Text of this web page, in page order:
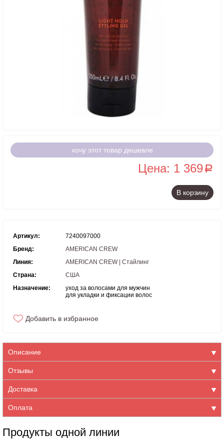
хочу этот товар дешевле
Цена: 1 369a
В корзину
Артикул:
7240097000
Бренд:
AMERICAN CREW
Линия:
AMERICAN CREW | Стайлинг
Страна:
США
Назначение:
уход за волосами для мужчин
для укладки и фиксации волос
Добавить в избранное
Описание
Отзывы
Доставка
Оплата
Продукты одной линии